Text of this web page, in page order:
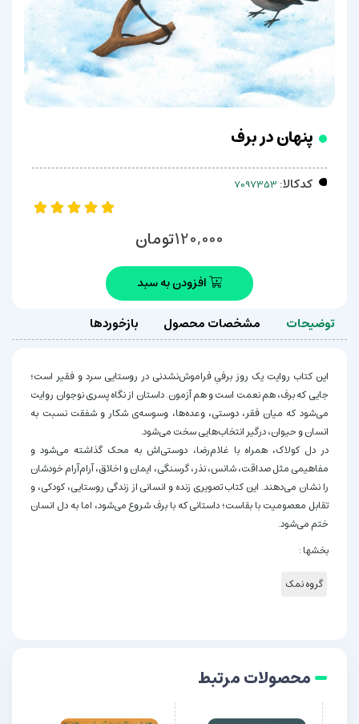
پنهان در برف
کدکالا:
120,000تومان
افزودن به سبد
توضیحات مشخصات محصول بازخوردها
این کتاب روایت یک روز برفیِ فراموش‌نشدنی در روستایی سرد و فقیر است؛
جایی که برف، هم نعمت است و هم آزمون. داستان از نگاه پسری نوجوان روایت
می‌شود که میان فقر، دوستی، وعده‌ها، وسوسه‌ی شکار و شفقت نسبت به
انسان و حیوان، درگیر انتخاب‌هایی سخت می‌شود.
در دل کولاک، همراه با غلام‌رضا، دوستی‌اش به محک گذاشته می‌شود و
مفاهیمی مثل صداقت، شانس، نذر، گرسنگی، ایمان و اخلاق، آرام‌آرام خودشان
را نشان می‌دهند. این کتاب تصویری زنده و انسانی از زندگی روستایی، کودکی، و
تقابل معصومیت با بقاست؛ داستانی که با برف شروع می‌شود، اما به دل انسان
ختم می‌شود.
بخشها :
گروه نمک
محصولات مرتبط